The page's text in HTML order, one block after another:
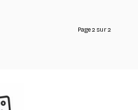
Page 2 sur 2